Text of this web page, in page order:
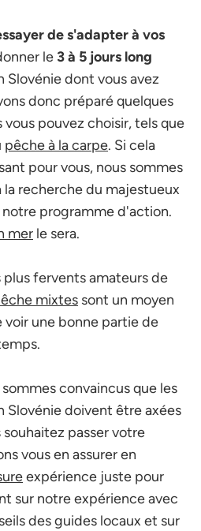
de s'adapter à vos
le3 à 5 jours long
Slovénie dont vous avez
donc préparé quelques
pouvez choisir, tels que
pêche à la carpe. Si cela
pour vous, nous sommes
la recherche du majestueux
programme d'action.
mer le sera.
fervents amateurs de
mixtes sont un moyen
une bonne partie de
convaincus que les
Slovénie doivent être axées
passer votre
vous en assurer en
expérience juste pour
sur notre expérience avec
des guides locaux et sur